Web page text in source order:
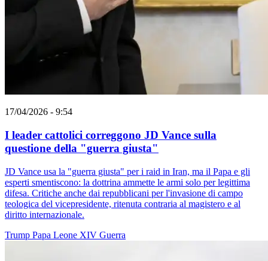
17/04/2026 - 9:54
I leader cattolici correggono JD Vance sulla
questione della "guerra giusta"
JD Vance usa la "guerra giusta" per i raid in Iran, ma il Papa e gli
esperti smentiscono: la dottrina ammette le armi solo per legittima
difesa. Critiche anche dai repubblicani per l'invasione di campo
teologica del vicepresidente, ritenuta contraria al magistero e al
diritto internazionale.
Trump Papa Leone XIV Guerra